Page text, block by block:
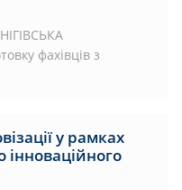
фахівців з
у рамках